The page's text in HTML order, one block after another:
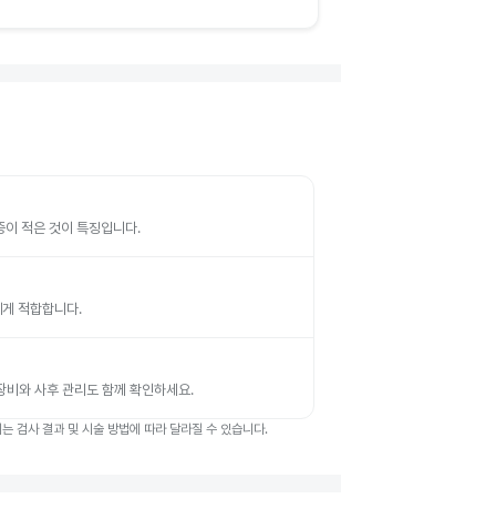
이 적은 것이 특징입니다.
적합합니다.
와 사후 관리도 함께 확인하세요.
검사 결과 및 시술 방법에 따라 달라질 수 있습니다.